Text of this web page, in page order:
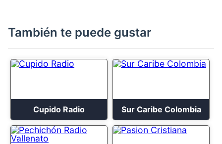
También te puede gustar
Cupido Radio Sur Caribe Colombia